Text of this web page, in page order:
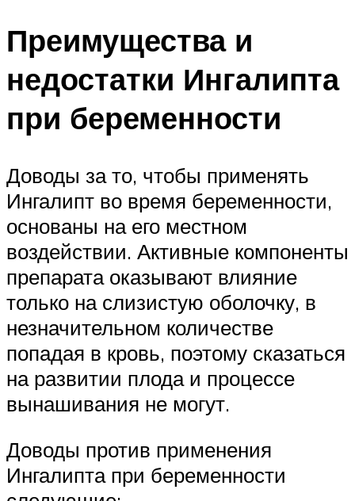
Преимущества и
недостатки Ингалипта
при беременности
Доводы за то, чтобы применять
Ингалипт во время беременности,
основаны на его местном
воздействии. Активные компоненты
препарата оказывают влияние
только на слизистую оболочку, в
незначительном количестве
попадая в кровь, поэтому сказаться
на развитии плода и процессе
вынашивания не могут.
Доводы против применения
Ингалипта при беременности